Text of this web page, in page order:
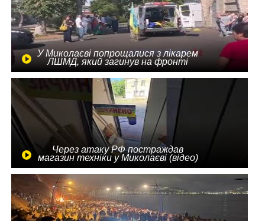
У Миколаєві попрощалися з лікарем
ЛШМД, який загинув на фронті
Через атаку РФ постраждав
магазин техніки у Миколаєві (відео)